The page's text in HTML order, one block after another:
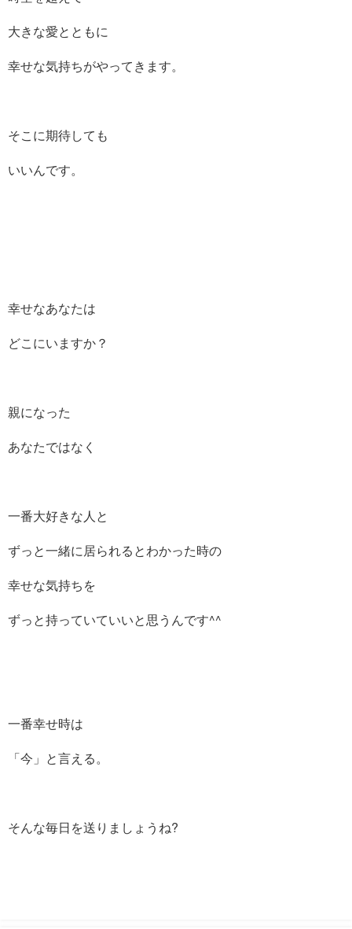
大きな愛とともに
幸せな気持ちがやってきます。
そこに期待しても
いいんです。
幸せなあなたは
どこにいますか？
親になった
あなたではなく
一番大好きな人と
ずっと一緒に居られるとわかった時の
幸せな気持ちを
ずっと持っていていいと思うんです^^
一番幸せ時は
「今」と言える。
そんな毎日を送りましょうね?